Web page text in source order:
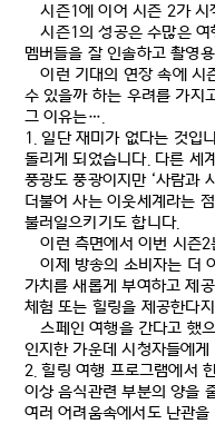
시즌1에 이어 시즌 2가 시
시즌1의 성공은 수많은
멤버들을 잘 인솔하고 촬영
이런 기대의 연장 속에 시
수 있을까 하는 우려를 가지
그 이유는….
1.일단 재미가 없다는 것입
돌리게 되었습니다. 다른 세
풍광도 풍광이지만‘사람과
더불어 사는 이웃세계라는
불러일으키기도 합니다.
이런 측면에서 이번 시즌2
이제 방송의 소비자는 더
가치를 새롭게 부여하고 제
체험 또는 힐링을 제공한다
스페인 여행을 간다고 했
인지한 가운데 시청자들에
2.힐링 여행 프로그램에서
이상 음식관련 부분의 양을
여러 어려움속에서도 난관